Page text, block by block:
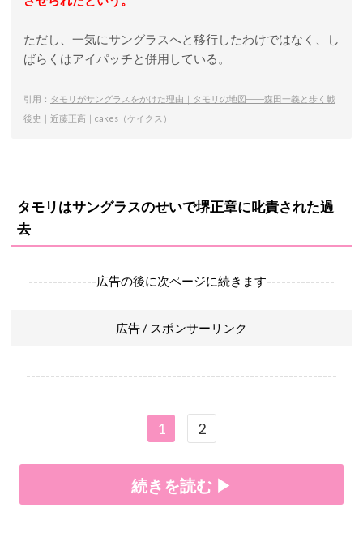
ただし、一気にサングラスへと移行したわけではなく、し
ばらくはアイパッチと併用している。
引用： タモリがサングラスをかけた理由｜タモリの地図――森田一義と歩く戦
後史｜近藤正高｜cakes（ケイクス）
タモリはサングラスのせいで堺正章に叱責された過
去
--------------広告の後に次ページに続きます--------------
広告 / スポンサーリンク
----------------------------------------------------------------
1 2
続きを読む ▶